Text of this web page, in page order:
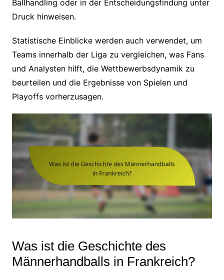
Ballhandling oder in der Entscheidungsfindung unter
Druck hinweisen.
Statistische Einblicke werden auch verwendet, um
Teams innerhalb der Liga zu vergleichen, was Fans
und Analysten hilft, die Wettbewerbsdynamik zu
beurteilen und die Ergebnisse von Spielen und
Playoffs vorherzusagen.
Was ist die Geschichte des
Männerhandballs in Frankreich?